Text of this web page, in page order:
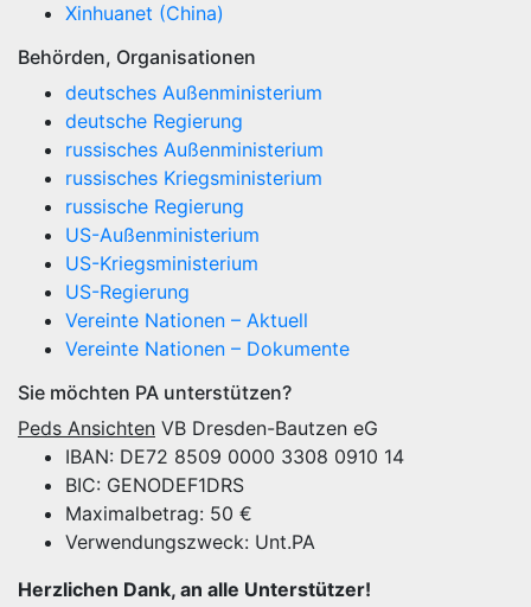
Xinhuanet (China)
Behörden, Organisationen
deutsches Außenministerium
deutsche Regierung
russisches Außenministerium
russisches Kriegsministerium
russische Regierung
US-Außenministerium
US-Kriegsministerium
US-Regierung
Vereinte Nationen – Aktuell
Vereinte Nationen – Dokumente
Sie möchten PA unterstützen?
Peds Ansichten VB Dresden-Bautzen eG
IBAN: DE72 8509 0000 3308 0910 14
BIC: GENODEF1DRS
Maximalbetrag: 50 €
Verwendungszweck: Unt.PA
Herzlichen Dank, an alle Unterstützer!